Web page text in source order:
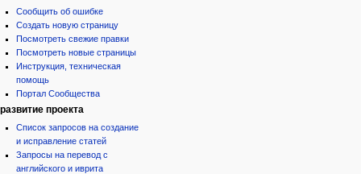
Сообщить об ошибке
Создать новую страницу
Посмотреть свежие правки
Посмотреть новые страницы
Инструкция, техническая
помощь
Портал Сообщества
развитие проекта
Список запросов на создание
и исправление статей
Запросы на перевод с
английского и иврита